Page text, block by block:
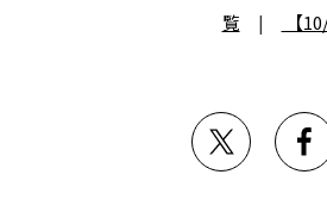
覧 | 【